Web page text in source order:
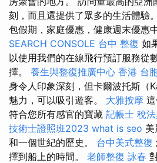
刻，而且還提供了眾多的生活體驗
包假期，家庭優惠，健康週末優惠
SEARCH CONSOLE 台中 整復 如
以使用我們的在線飛行預訂服務從
擇。 養生與整復推廣中心 香港 台
身令人印象深刻，但卡爾波托斯（
魅力，可以吸引遊客。 大雅按摩
符合您所有感官的寶藏 記帳士 稅
技術士證照班2023 what is seo
和一個世紀的歷史。 台中美式整復
擇到船上的時間。 老師整復 詠春